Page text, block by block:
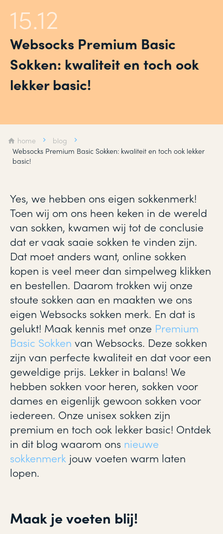
15.12
Websocks Premium Basic
Sokken: kwaliteit en toch ook
lekker basic!
home
blog
Websocks Premium Basic Sokken: kwaliteit en toch ook lekker
basic!
Yes, we hebben ons eigen sokkenmerk!
Toen wij om ons heen keken in de wereld
van sokken, kwamen wij tot de conclusie
dat er vaak saaie sokken te vinden zijn.
Dat moet anders want, online sokken
kopen is veel meer dan simpelweg klikken
en bestellen. Daarom trokken wij onze
stoute sokken aan en maakten we ons
eigen Websocks sokken merk. En dat is
gelukt! Maak kennis met onze Premium
Basic Sokken van Websocks. Deze sokken
zijn van perfecte kwaliteit en dat voor een
geweldige prijs. Lekker in balans! We
hebben sokken voor heren, sokken voor
dames en eigenlijk gewoon sokken voor
iedereen. Onze unisex sokken zijn
premium en toch ook lekker basic! Ontdek
in dit blog waarom ons nieuwe
sokkenmerk jouw voeten warm laten
lopen.
Maak je voeten blij!